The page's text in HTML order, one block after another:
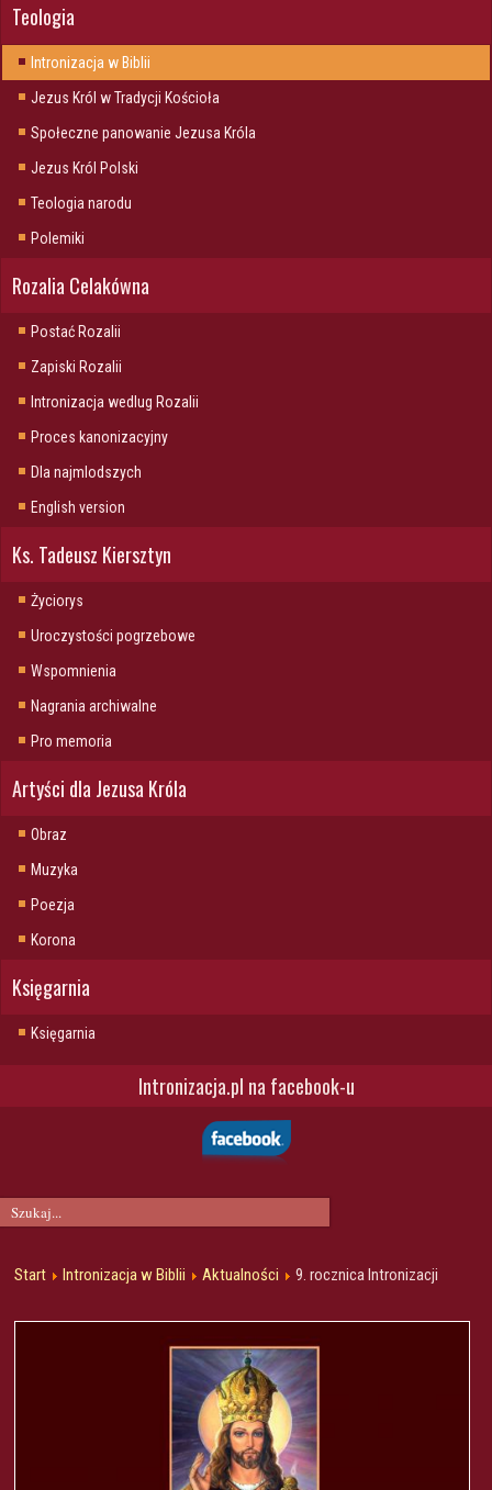
Teologia
Intronizacja w Biblii
Jezus Król w Tradycji Kościoła
Społeczne panowanie Jezusa Króla
Jezus Król Polski
Teologia narodu
Polemiki
Rozalia Celakówna
Postać Rozalii
Zapiski Rozalii
Intronizacja wedlug Rozalii
Proces kanonizacyjny
Dla najmlodszych
English version
Ks. Tadeusz Kiersztyn
Życiorys
Uroczystości pogrzebowe
Wspomnienia
Nagrania archiwalne
Pro memoria
Artyści dla Jezusa Króla
Obraz
Muzyka
Poezja
Korona
Księgarnia
Księgarnia
Intronizacja.pl na facebook-u
Start Intronizacja w Biblii Aktualności 9. rocznica Intronizacji